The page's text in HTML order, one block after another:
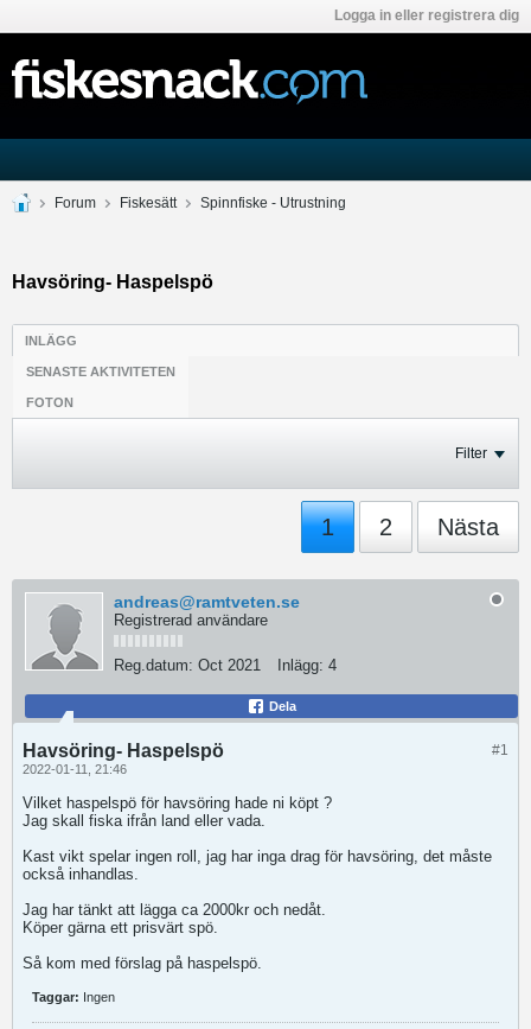
Logga in eller registrera dig
Forum Fiskesätt Spinnfiske - Utrustning
Havsöring- Haspelspö
INLÄGG
SENASTE AKTIVITETEN
FOTON
Filter
1 2 Nästa
andreas@ramtveten.se
Registrerad användare
Reg.datum: Oct 2021 Inlägg: 4
Dela
#1
Havsöring- Haspelspö
2022-01-11, 21:46
Vilket haspelspö för havsöring hade ni köpt ?
Jag skall fiska ifrån land eller vada.
Kast vikt spelar ingen roll, jag har inga drag för havsöring, det måste
också inhandlas.
Jag har tänkt att lägga ca 2000kr och nedåt.
Köper gärna ett prisvärt spö.
Så kom med förslag på haspelspö.
Taggar: Ingen